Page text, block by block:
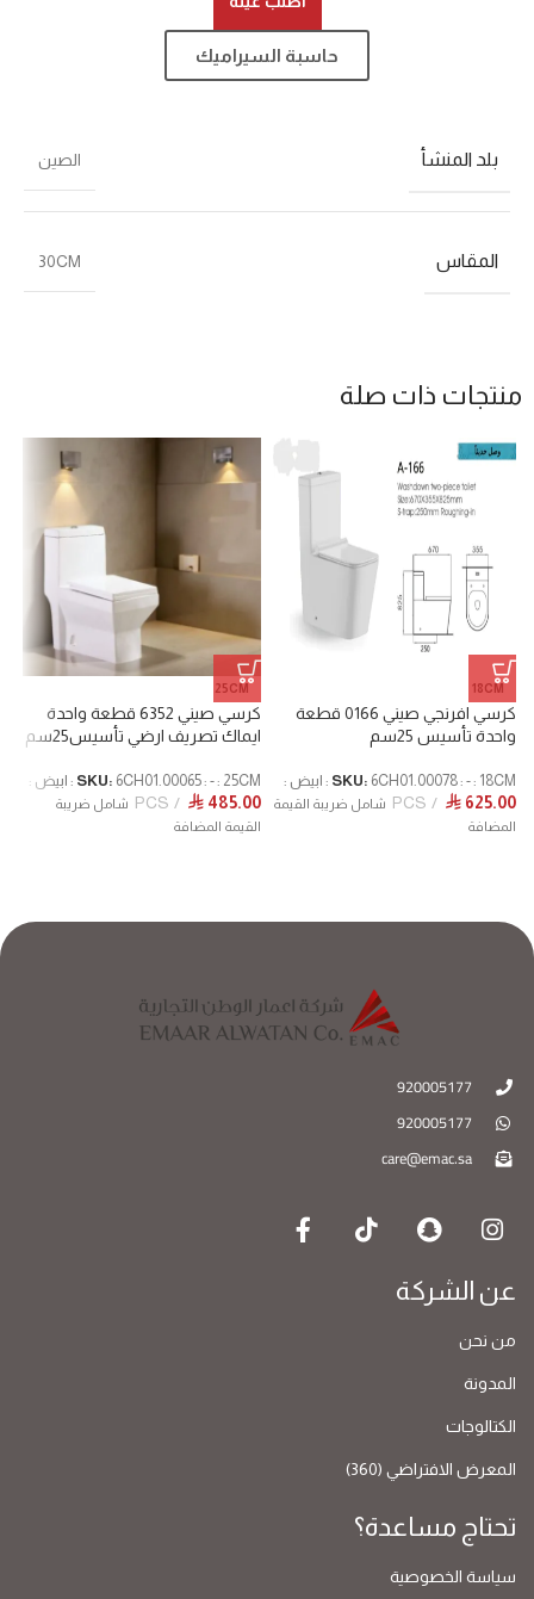
حاسبة السيراميك
بلد المنشأ الصين
المقاس 30CM
منتجات ذات صلة
18CM
كرسي افرنجي صيني 0166 قطعة
واحدة تأسيس 25سم
SKU: 6CH01.00078 : - : 18CM : ابيض :
⃁ 625.00
PCS شامل ضريبة القيمة
المضافة
25CM
كرسي صيني 6352 قطعة واحدة
ايماك تصريف ارضي تأسيس25سم
SKU: 6CH01.00065 : - : 25CM : ابيض :
⃁ 485.00
PCS شامل ضريبة
القيمة المضافة
920005177
920005177
care@emac.sa
عن الشركة
من نحن
المدونة
الكتالوجات
المعرض الافتراضي (360)
تحتاج مساعدة؟
سياسة الخصوصية